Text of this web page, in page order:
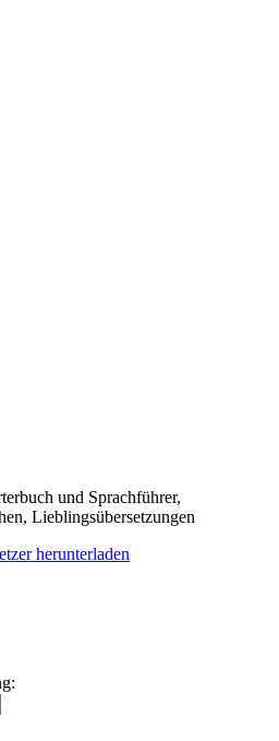
und Sprachführer,
Lieblingsübersetzungen